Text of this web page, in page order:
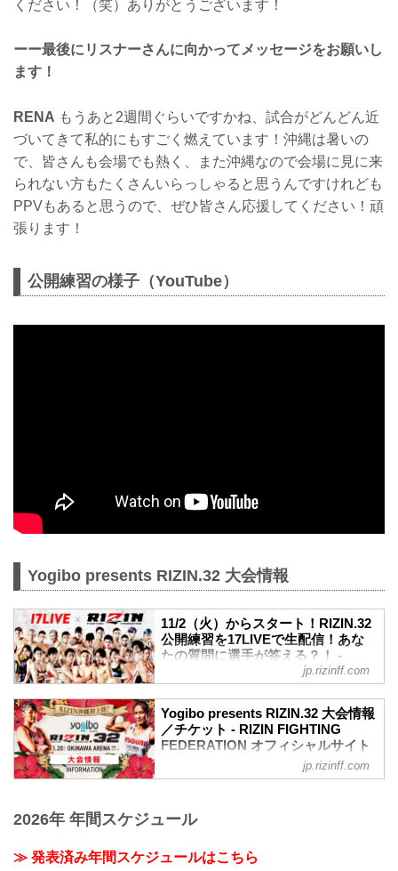
ください！（笑）ありがとうございます！
ーー最後にリスナーさんに向かってメッセージをお願いし
ます！
RENA もうあと2週間ぐらいですかね、試合がどんどん近
づいてきて私的にもすごく燃えています！沖縄は暑いの
で、皆さんも会場でも熱く、また沖縄なので会場に見に来
られない方もたくさんいらっしゃると思うんですけれども
PPVもあると思うので、ぜひ皆さん応援してください！頑
張ります！
公開練習の様子（YouTube）
Yogibo presents RIZIN.32 大会情報
11/2（火）からスタート！RIZIN.32
公開練習を17LIVEで生配信！あな
たの質問に選手が答える？！ -
RIZIN FIGHTING FEDERATION オ
フィシャルサイト
11月20日（土）沖縄アリーナで開催され
るYogibo presents RIZIN.32の、出場選手
たちの公開練習を17LIVEで生配信するこ
公開練習の様子はRIZIN FF 公式アカウン
行われる予定だ！選手へ質疑の際に、ラ
イブ配信中に寄せられたコメントを選手
大会を間近に控えた選手たちの練習風
jp.rizinff.com
Yogibo presents RIZIN.32 大会情報
／チケット - RIZIN FIGHTING
FEDERATION オフィシャルサイト
＼
�：沖縄アリーナ
jp.rizinff.com
2026年 年間スケジュール
≫ 発表済み年間スケジュールはこちら